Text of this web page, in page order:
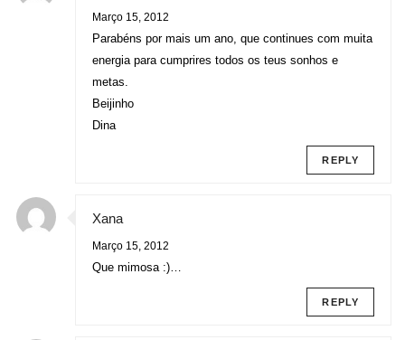
Março 15, 2012
Parabéns por mais um ano, que continues com muita
energia para cumprires todos os teus sonhos e
metas.
Beijinho
Dina
REPLY
Xana
Março 15, 2012
Que mimosa :)…
REPLY